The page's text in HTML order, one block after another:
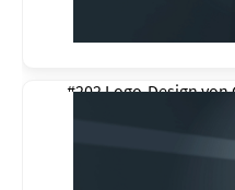
#202 Logo-Design von